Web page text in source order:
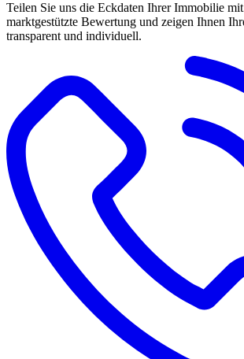
Teilen Sie uns die Eckdaten Ihrer Immobilie
marktgestützte Bewertung und zeigen Ihnen
transparent und individuell.